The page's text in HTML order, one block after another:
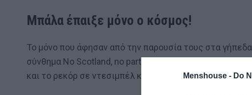
Menshouse - Do
Μπάλα έπαιξε μόνο ο κόσμος!
Το μόνο που άφησαν από την παρουσία τους στα
σύνθημα No Scotland, no party”, τα χιλιάδες λίτρα
και το ρεκόρ σε ντεσιμπέλ κατά την ανάκρουση του